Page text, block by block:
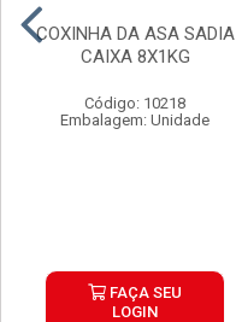
COXINHA DA ASA SADIA
CAIXA 8X1KG
Código: 10218
Embalagem: Unidade
FAÇA SEU
LOGIN